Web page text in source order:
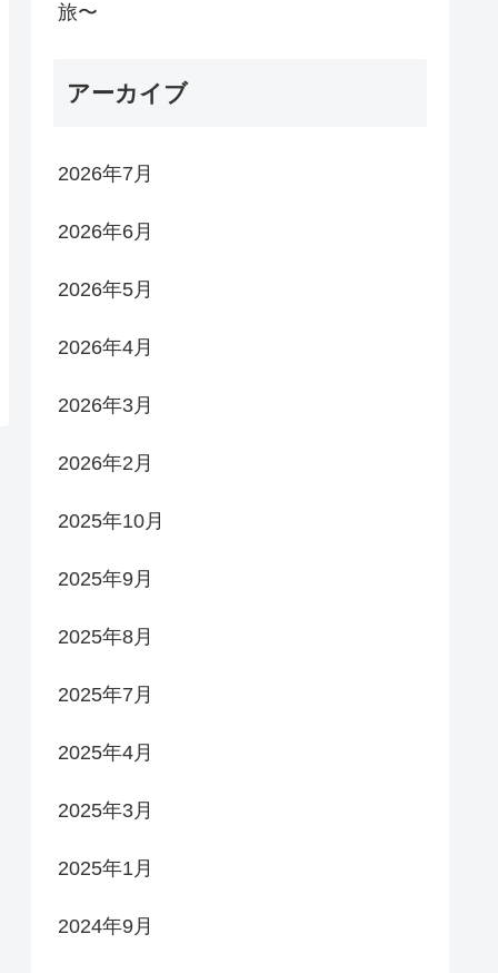
旅〜
アーカイブ
2026年7月
2026年6月
2026年5月
2026年4月
2026年3月
2026年2月
2025年10月
2025年9月
2025年8月
2025年7月
2025年4月
2025年3月
2025年1月
2024年9月